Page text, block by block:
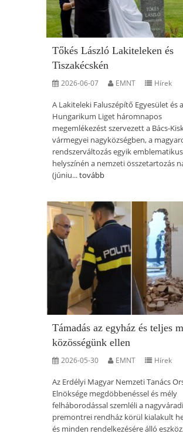
Tőkés László Lakiteleken és
Tiszakécskén
2026-06-07 EMNT Hírek
A Lakiteleki Faluszépítő Egyesület és a
Hungarikum Liget háromnapos
megemlékezést szervezett a Bács-
vármegyei nagyközségben, a
rendszerváltozás egyik emblematikus
helyszínén a nemzeti összetartozás
(júniu...tovább
Támadás az egyház és teljes
közösségünk ellen
2026-05-30 EMNT Hírek
Az Erdélyi Magyar Nemzeti Tanács
Elnöksége megdöbbenéssel és mély
felháborodással szemléli a nagyváradi
premontrei rendház körül kialakult
és minden rendelkezésére álló